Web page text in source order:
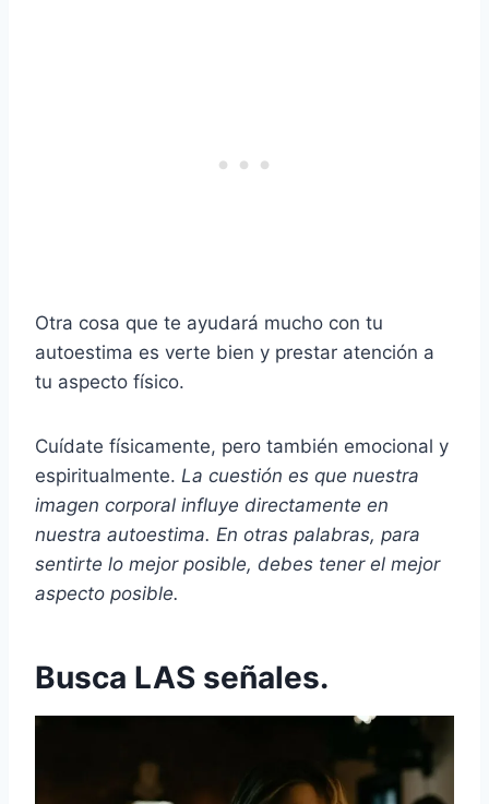
Otra cosa que te ayudará mucho con tu
autoestima es verte bien y prestar atención a
tu aspecto físico.
Cuídate físicamente, pero también emocional y
espiritualmente. La cuestión es que nuestra
imagen corporal influye directamente en
nuestra autoestima. En otras palabras, para
sentirte lo mejor posible, debes tener el mejor
aspecto posible.
Busca LAS señales.